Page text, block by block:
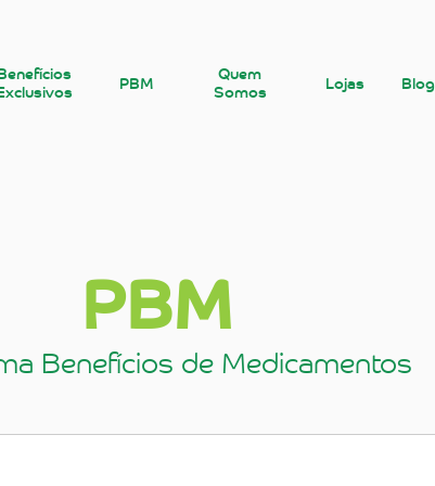
PBM
Quem
Somos
Lojas Blog
PBM
Benefícios de Medicamentos